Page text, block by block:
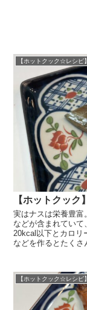
【ホットクック☆レシピ】
【ホットクック
実はナスは栄養豊富
などが含まれていて
20kcal以下とカロリ
などを作るとたくさ
【ホットクック☆レシピ】